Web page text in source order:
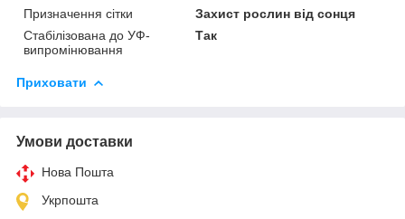
Призначення сітки
Захист рослин від сонця
Стабілізована до УФ-
випромінювання
Так
Приховати
Умови доставки
Нова Пошта
Укрпошта